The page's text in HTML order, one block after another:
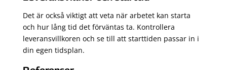
Det är också viktigt att veta när arbetet kan starta
och hur lång tid det förväntas ta. Kontrollera
leveransvillkoren och se till att starttiden passar in i
din egen tidsplan.